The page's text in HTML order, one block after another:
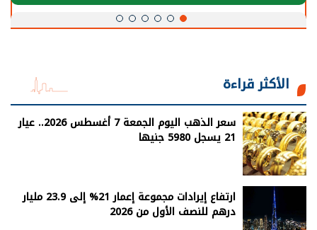
الأكثر قراءة
سعر الذهب اليوم الجمعة 7 أغسطس 2026.. عيار
21 يسجل 5980 جنيها
ارتفاع إيرادات مجموعة إعمار 21% إلى 23.9 مليار
درهم للنصف الأول من 2026